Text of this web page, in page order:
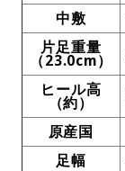
中敷
片足重量
（23.0cm）
ヒール高
（約）
原産国
足幅